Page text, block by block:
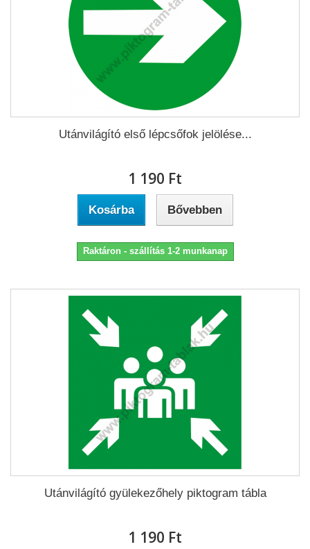
Utánvilágító első lépcsőfok jelölése...
1 190 Ft‎
Kosárba Bővebben
Raktáron - szállítás 1-2 munkanap
Utánvilágító gyülekezőhely piktogram tábla
1 190 Ft‎